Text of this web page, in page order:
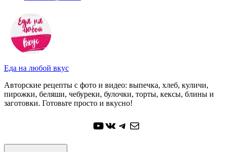
Еда на любой вкус
Авторские рецепты с фото и видео: выпечка, хлеб, куличи,
пирожки, беляши, чебуреки, булочки, торты, кексы, блины и
заготовки. Готовьте просто и вкусно!
YouTube
ВКонтакте
Telegram
Почта